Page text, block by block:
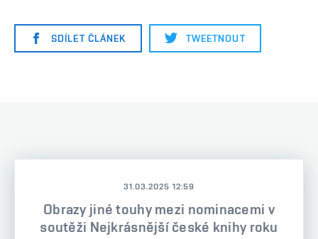
SDÍLET ČLÁNEK TWEETNOUT
31.03.2025 12:59
Obrazy jiné touhy mezi nominacemi v
soutěži Nejkrásnější české knihy roku